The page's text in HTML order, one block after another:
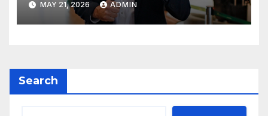
президент на Бразилия
MAY 21, 2026 ADMIN
Search